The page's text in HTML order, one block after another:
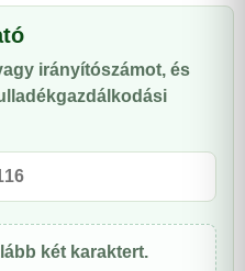
irányítószámot, és
két karaktert.